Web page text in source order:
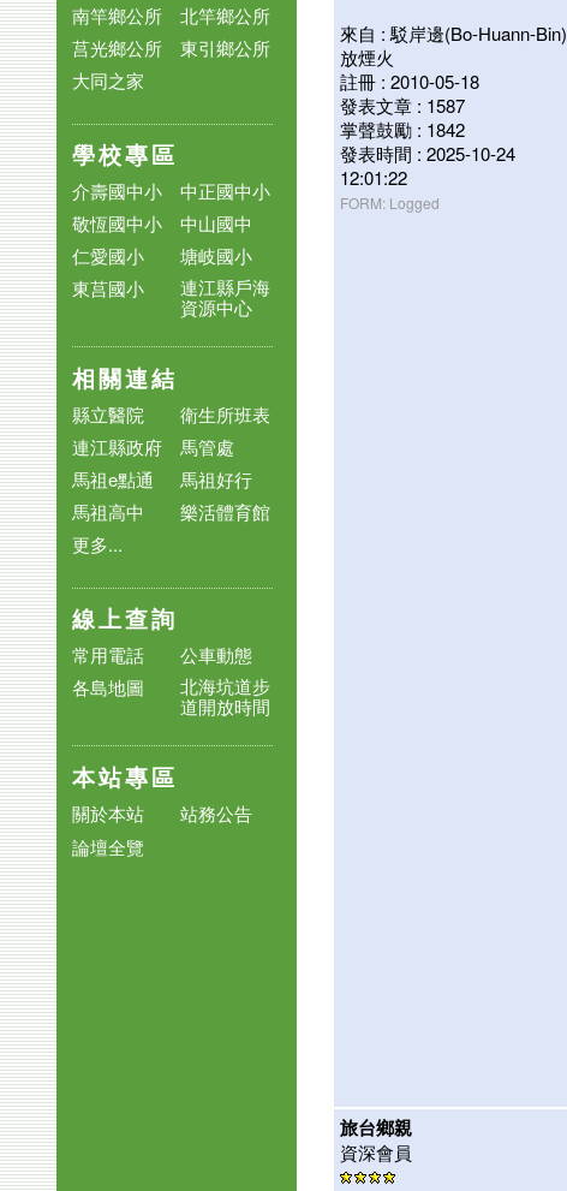
南竿鄉公所
北竿鄉公所
莒光鄉公所
東引鄉公所
大同之家
學校專區
介壽國中小
中正國中小
敬恆國中小
中山國中
仁愛國小
塘岐國小
東莒國小
連江縣戶海
資源中心
相關連結
縣立醫院
衛生所班表
連江縣政府
馬管處
馬祖e點通
馬祖好行
馬祖高中
樂活體育館
更多...
線上查詢
常用電話
公車動態
各島地圖
北海坑道步
道開放時間
本站專區
關於本站
站務公告
論壇全覽
來自 : 駁岸邊(Bo-Huann-Bin)
放煙火
註冊 : 2010-05-18
發表文章 : 1587
掌聲鼓勵 : 1842
發表時間 : 2025-10-24
12:01:22
FORM: Logged
旅台鄉親
資深會員